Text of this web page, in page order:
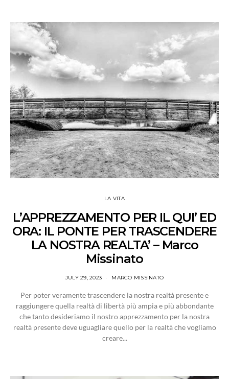
LA VITA
L’APPREZZAMENTO PER IL QUI’ ED
ORA: IL PONTE PER TRASCENDERE
LA NOSTRA REALTA’ – Marco
Missinato
JULY 29, 2023 MARCO MISSINATO
Per poter veramente trascendere la nostra realtà presente e
raggiungere quella realtà di libertà più ampia e più abbondante
che tanto desideriamo il nostro apprezzamento per la nostra
realtà presente deve uguagliare quello per la realtà che vogliamo
creare...